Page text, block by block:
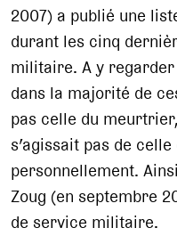
2007) a publié une
durant les cinq
militaire. A y
dans la majorité de
pas celle du
s’agissait pas de
personnellement.
Zoug (en septembre
de service militaire.